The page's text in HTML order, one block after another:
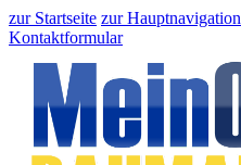
zur Startseite zur Hauptnavigation
Kontaktformular